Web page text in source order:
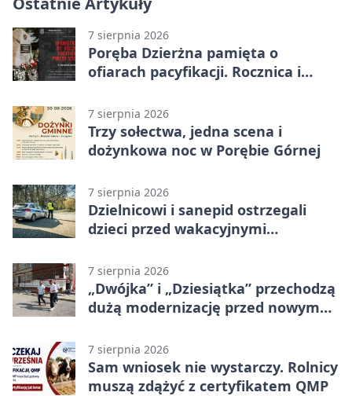
7 sierpnia 2026
Poręba Dzierżna pamięta o
ofiarach pacyfikacji. Rocznica i
7 sierpnia 2026
Trzy sołectwa, jedna scena i
dożynkowa noc w Porębie Górnej
7 sierpnia 2026
Dzielnicowi i sanepid ostrzegali
dzieci przed wakacyjnymi
7 sierpnia 2026
„Dwójka” i „Dziesiątka” przechodzą
dużą modernizację przed nowym
7 sierpnia 2026
Sam wniosek nie wystarczy. Rolnicy
muszą zdążyć z certyfikatem QMP